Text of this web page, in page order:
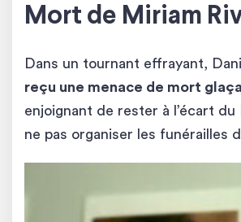
Mort de Miriam
Dans un tournant effrayant,
reçu une menace de mort
enjoignant de rester à l’écart
ne pas organiser les funérailles